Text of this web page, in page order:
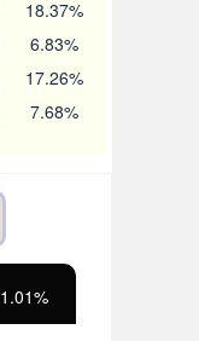
18.37%
6.83%
17.26%
7.68%
1.01%